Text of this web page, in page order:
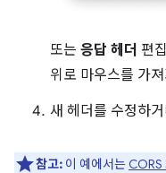
또는 응답 헤더 편
위로 마우스를 가
새 헤더를 수정하
참고: 이 예에서는 CORS